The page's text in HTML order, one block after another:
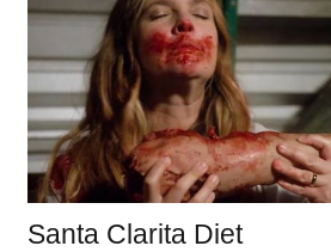
Santa Clarita Diet